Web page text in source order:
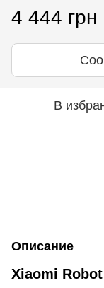
4 444 грн
В
Описание
Xiaomi